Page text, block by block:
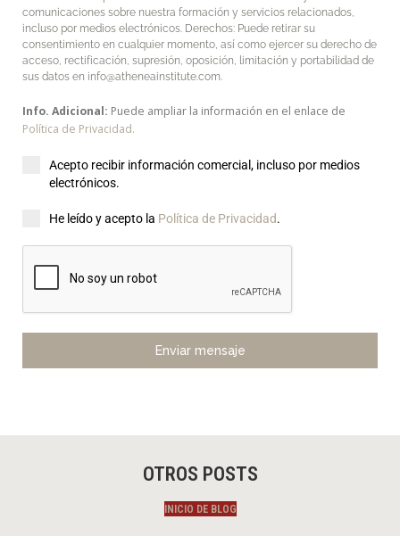
comunicaciones sobre nuestra formación y servicios relacionados,
incluso por medios electrónicos. Derechos: Puede retirar su
consentimiento en cualquier momento, así como ejercer su derecho de
acceso, rectificación, supresión, oposición, limitación y portabilidad de
sus datos en info@atheneainstitute.com.
Info. Adicional: Puede ampliar la información en el enlace de
Política de Privacidad.
Acepto recibir información comercial, incluso por medios
electrónicos.
He leído y acepto la Política de Privacidad.
Enviar mensaje
OTROS POSTS
INICIO DE BLOG